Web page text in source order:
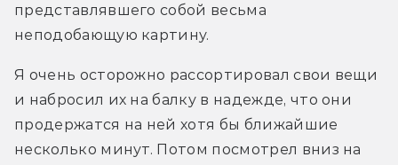
представлявшего собой весьма
неподобающую картину.
Я очень осторожно рассортировал свои вещи
и набросил их на балку в надежде, что они
продержатся на ней хотя бы ближайшие
несколько минут. Потом посмотрел вниз на